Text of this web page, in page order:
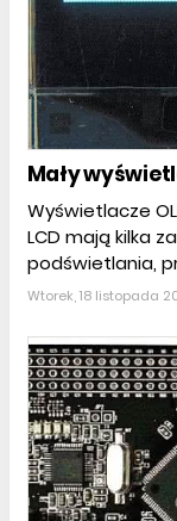
Mały
Wyświetlacze
LCD mają kilka
podświetlania,
Wtorek, 18 listopada